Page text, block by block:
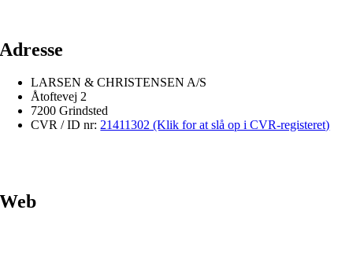
Adresse
LARSEN & CHRISTENSEN A/S
Åtoftevej 2
7200 Grindsted
CVR / ID nr: 21411302 (Klik for at slå op i CVR-registeret)
Web